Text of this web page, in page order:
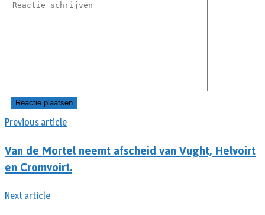
Previous article
Van de Mortel neemt afscheid van Vught, Helvoirt
en Cromvoirt.
Next article